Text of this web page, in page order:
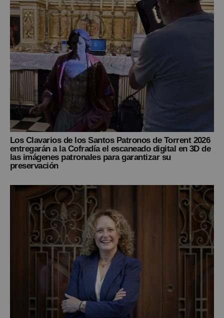
Los Clavarios de los Santos Patronos de Torrent 2026
entregarán a la Cofradía el escaneado digital en 3D de
las imágenes patronales para garantizar su
preservación